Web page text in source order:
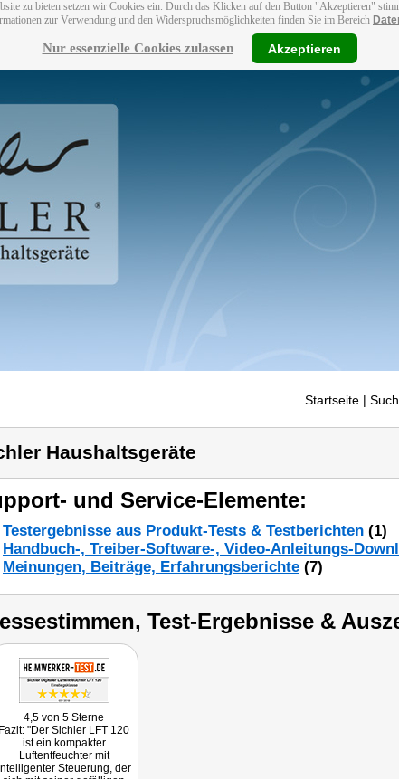
zu bieten setzen wir Cookies ein. Durch das Klicken auf den Button "Akzeptieren"
zur Verwendung und den Widerspruchsmöglichkeiten finden Sie im Bereich
Nur essenzielle Cookies zulassen Akzeptieren
Startseite |
Haushaltsgeräte
und Service-Elemente:
Testergebnisse aus Produkt-Tests & Testberichten (1)
Handbuch-, Treiber-Software-, Video-Anleitungs-
Meinungen, Beiträge, Erfahrungsberichte (7)
Test-Ergebnisse &
4,5 von 5 Sterne
Fazit: "Der Sichler LFT 120
ist ein kompakter
Luftentfeuchter mit
Steuerung, der